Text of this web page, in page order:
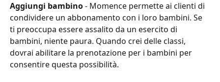
Aggiungi bambino - Momence permette ai clienti di
condividere un abbonamento con i loro bambini. Se
ti preoccupa essere assalito da un esercito di
bambini, niente paura. Quando crei delle classi,
dovrai abilitare la prenotazione per i bambini per
consentire questa possibilità.